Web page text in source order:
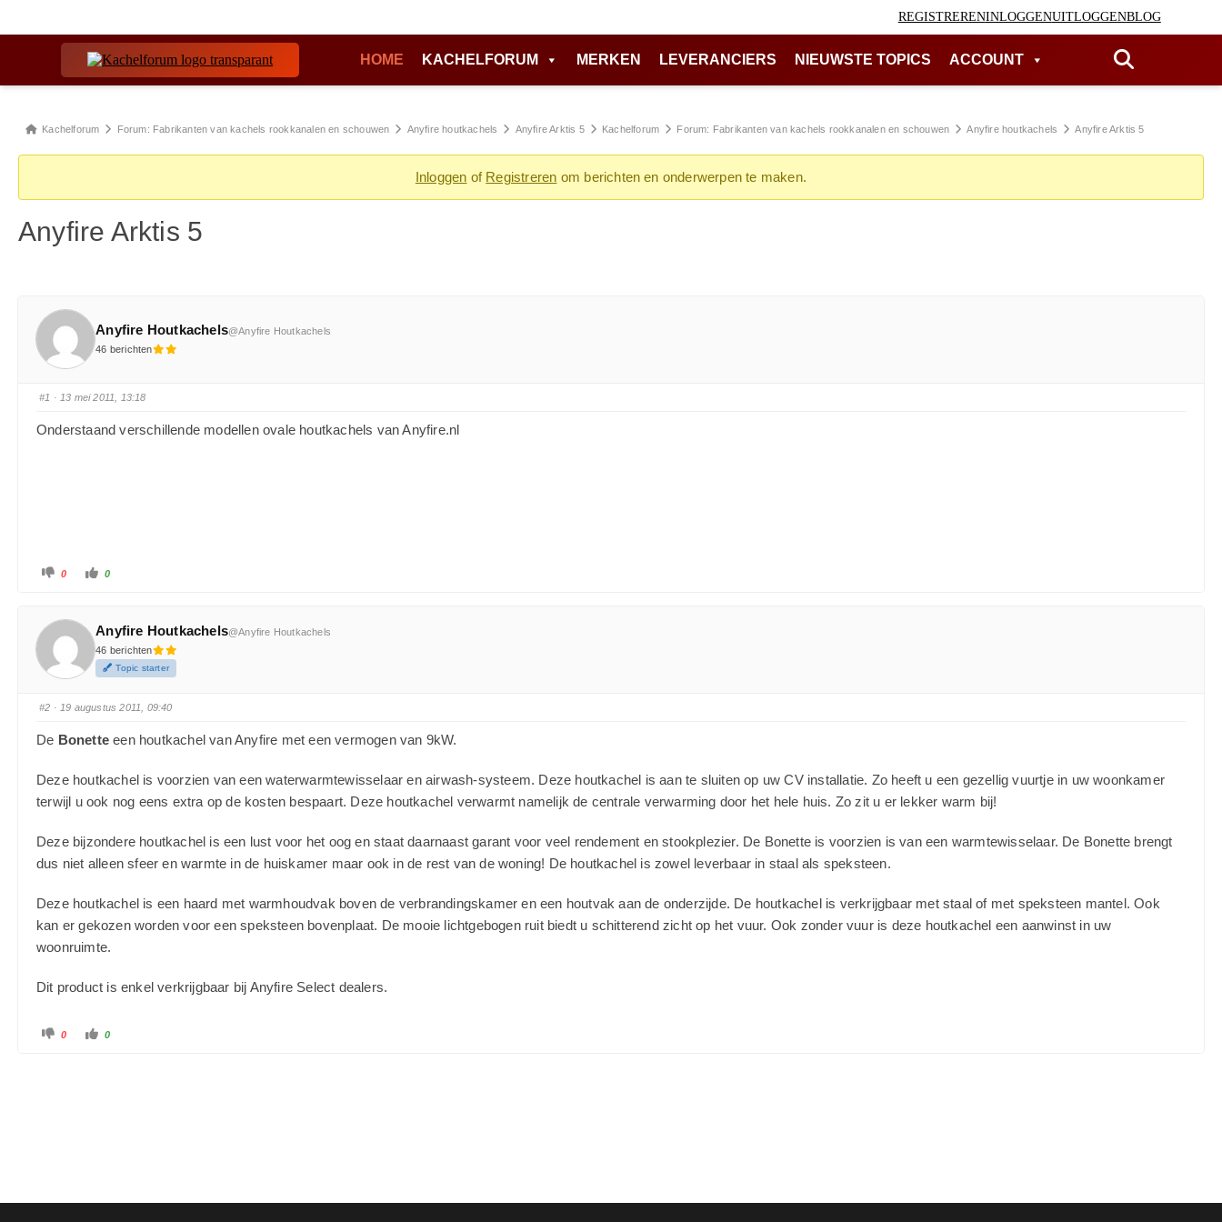
REGISTRERENINLOGGENUITLOGGENBLOG
HOME KACHELFORUM MERKEN LEVERANCIERS NIEUWSTE TOPICS ACCOUNT
Kachelforum Forum: Fabrikanten van kachels rookkanalen en schouwen Anyfire houtkachels Anyfire Arktis 5 Kachelforum Forum: Fabrikanten van kachels rookkanalen en schouwen Anyfire houtkachels Anyfire Arktis 5
Inloggen of Registreren om berichten en onderwerpen te maken.
Anyfire Arktis 5
Anyfire Houtkachels@Anyfire Houtkachels
46 berichten
#1 · 13 mei 2011, 13:18
Onderstaand verschillende modellen ovale houtkachels van Anyfire.nl
0 0
Anyfire Houtkachels@Anyfire Houtkachels
46 berichten
Topic starter
#2 · 19 augustus 2011, 09:40
De Bonette een houtkachel van Anyfire met een vermogen van 9kW.
Deze houtkachel is voorzien van een waterwarmtewisselaar en airwash-systeem. Deze houtkachel is aan te sluiten op uw CV installatie. Zo heeft u een gezellig vuurtje in uw woonkamer
terwijl u ook nog eens extra op de kosten bespaart. Deze houtkachel verwarmt namelijk de centrale verwarming door het hele huis. Zo zit u er lekker warm bij!
Deze bijzondere houtkachel is een lust voor het oog en staat daarnaast garant voor veel rendement en stookplezier. De Bonette is voorzien is van een warmtewisselaar. De Bonette brengt
dus niet alleen sfeer en warmte in de huiskamer maar ook in de rest van de woning! De houtkachel is zowel leverbaar in staal als speksteen.
Deze houtkachel is een haard met warmhoudvak boven de verbrandingskamer en een houtvak aan de onderzijde. De houtkachel is verkrijgbaar met staal of met speksteen mantel. Ook
kan er gekozen worden voor een speksteen bovenplaat. De mooie lichtgebogen ruit biedt u schitterend zicht op het vuur. Ook zonder vuur is deze houtkachel een aanwinst in uw
woonruimte.
Dit product is enkel verkrijgbaar bij Anyfire Select dealers.
0 0